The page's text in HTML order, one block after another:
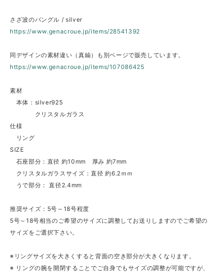
さざ波のバングル / silver
https://www.genacroue.jp/items/28541392
同デザインの素材違い（真鍮）も別ページで販売しています。
https://www.genacroue.jp/items/107086425
素材
本体：silver925
クリスタルガラス
仕様
リング
SIZE
石座部分：直径 約10mm 厚み 約7mm
クリスタルガラスサイズ：直径 約6.2ｍｍ
うで部分： 直径2.4mm
推奨サイズ：5号～18号程度
5号～18号相当のご希望のサイズに調整してお送りしますのでご希望の
サイズをご選択下さい。
※リングサイズを大きくすると背面の空き部分が大きくなります。
※ リングの腕を開閉することでご自身でもサイズの調整が可能ですが、